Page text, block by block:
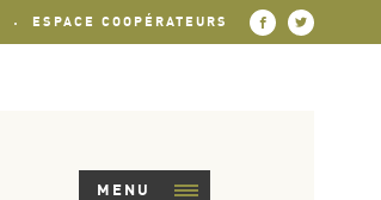
ESPACE COOPÉRATEURS
MENU